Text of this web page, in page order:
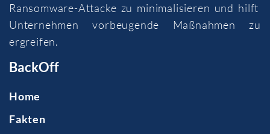
Ransomware-Attacke zu minimalisieren und hilft
Unternehmen vorbeugende Maßnahmen zu
ergreifen.
BackOff
Home
Fakten